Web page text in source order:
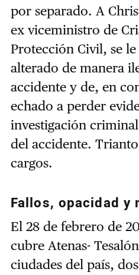
por separado. A
ex viceministro de
Protección Civil, se
alterado de manera
accidente y de, en
echado a perder
investigación criminal
del accidente.
cargos.
Fallos, opacidad y
El 28 de febrero de
cubre Atenas-
ciudades del país,